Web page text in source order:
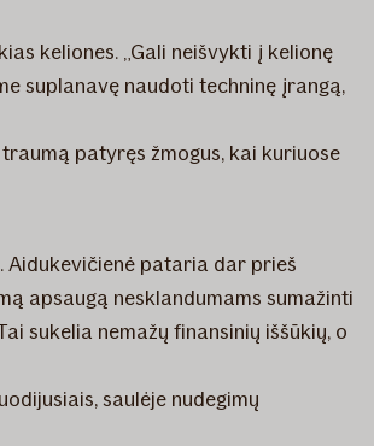
keliones. „Gali neišvykti į kelionę
suplanavę naudoti techninę įrangą,
patyręs žmogus, kai kuriuose
Aidukevičienė pataria dar prieš
apsaugą nesklandumams sumažinti
sukelia nemažų finansinių iššūkių, o
saulėje nudegimų